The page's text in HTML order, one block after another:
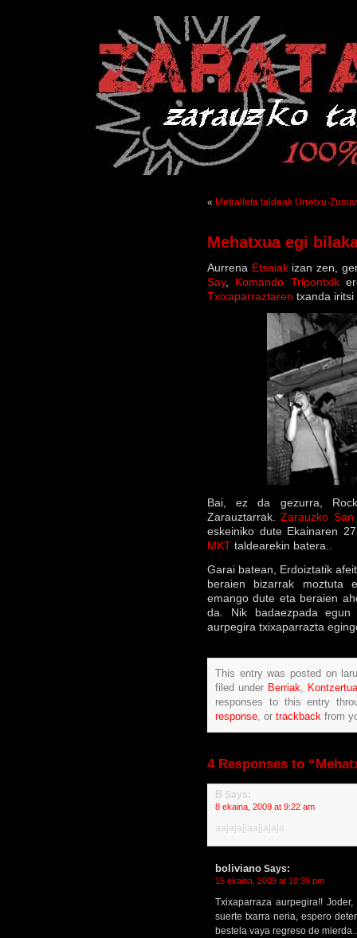
« Metralleta taldeak Urretxu-
Mehatxua egi
Aurrena Etsaiakizan zen,
Say, Komando Tripontxik
Txixaparraztaren txanda iritsi
Bai, ez da gezurra,
Zarauztarrak.Zarauzko
eskeiniko dute Ekainaren
MKT taldearekin batera..
Garai batean, Erdoiztatik
beraien bizarrak moztuta
emango dute eta beraien
da. Nik badaezpada
aurpegira txixaparrazta
This entry was posted on
filed under Berriak,
responses to this entry
response, or trackback from
4 Responses to
B Says:
8 ekaina, 2009 at 9:22 am
aajajajjaajjajaja
boliviano Says:
15 ekaina, 2009 at 10:39 pm
Txixaparraza aurpegira!!
suerte txarra neria, espero
bestela vaya regreso de